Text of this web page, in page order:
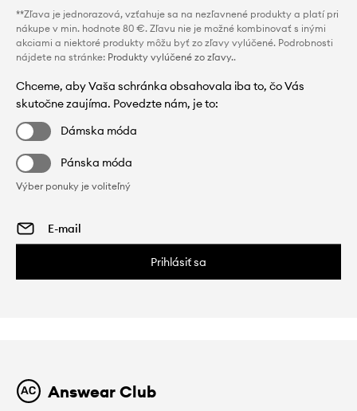
**Zľava je jednorazová, vzťahuje sa na nezľavnené produkty a platí pri
nákupe v min. hodnote 80 €. Zľavu nie je možné kombinovať s inými
akciami a niektoré produkty môžu byť zo zľavy vylúčené. Podrobnosti
nájdete na stránke: Produkty vylúčené zo zľavy..
Chceme, aby Vaša schránka obsahovala iba to, čo Vás
skutočne zaujíma. Povedzte nám, je to:
Dámska móda
Pánska móda
Výber ponuky je voliteľný
Prihlásiť sa
Answear Club